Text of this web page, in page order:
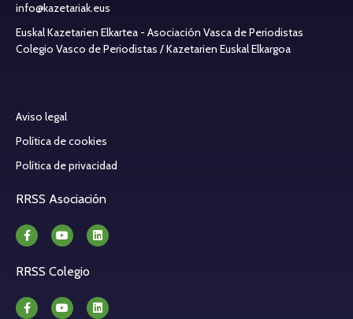
info@kazetariak.eus
Euskal Kazetarien Elkartea - Asociación Vasca de Periodistas
Colegio Vasco de Periodistas / Kazetarien Euskal Elkargoa
Aviso legal
Política de cookies
Política de privacidad
RRSS Asociación
RRSS Colegio